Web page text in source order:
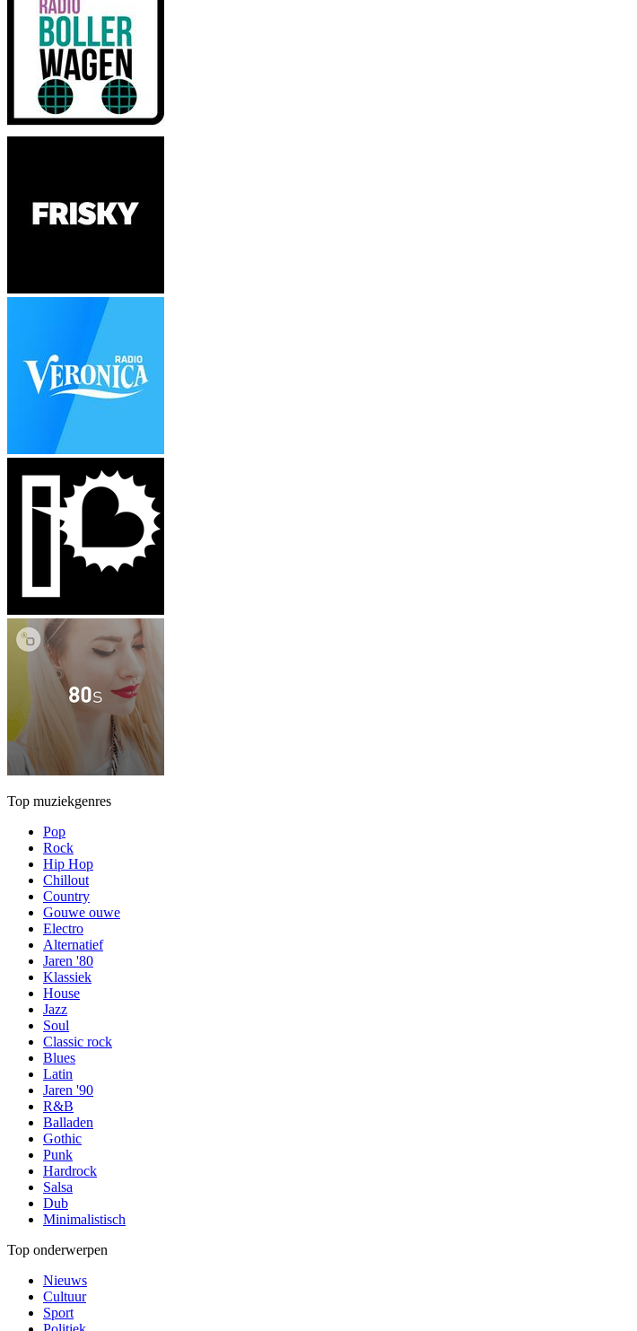
Top muziekgenres
Pop
Rock
Hip Hop
Chillout
Country
Gouwe ouwe
Electro
Alternatief
Jaren '80
Klassiek
House
Jazz
Soul
Classic rock
Blues
Latin
Jaren '90
R&B
Balladen
Gothic
Punk
Hardrock
Salsa
Dub
Minimalistisch
Top onderwerpen
Nieuws
Cultuur
Sport